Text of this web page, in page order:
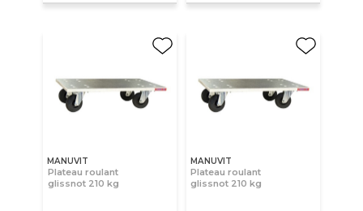
MANUVIT
Plateau roulant
glissnot 210 kg
MANUVIT
Plateau roulant
glissnot 210 kg